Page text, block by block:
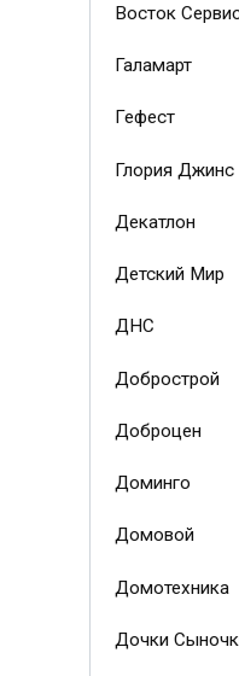
Восток
Галамарт
Гефест
Глория Джинс
Декатлон
Детский Мир
ДНС
Добрострой
Доброцен
Доминго
Домовой
Домотехника
Дочки